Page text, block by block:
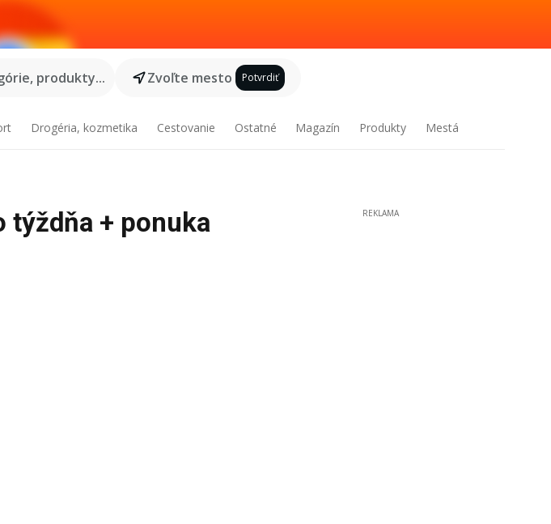
produkty...
Zvoľte mesto Potvrdiť
Drogéria, kozmetika Cestovanie Ostatné Magazín Produkty Mestá
týždňa + ponuka
REKLAMA